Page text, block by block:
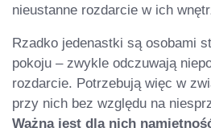
nieustanne rozdarcie w ich
Rzadko jedenastki są osobami
pokoju – zwykle odczuwają
rozdarcie. Potrzebują więc w
przy nich bez względu na
Ważna jest dla nich